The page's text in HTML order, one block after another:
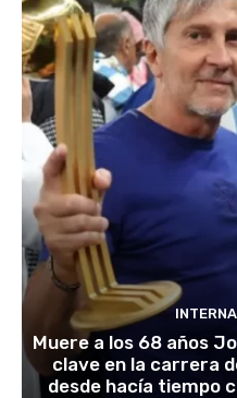
Muere a los 68 años
clave en la carrera
desde hacía tiempo